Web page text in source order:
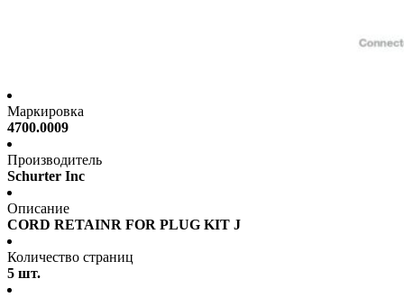
Маркировка
4700.0009
Производитель
Schurter Inc
Описание
CORD RETAINR FOR PLUG KIT J
Количество страниц
5 шт.